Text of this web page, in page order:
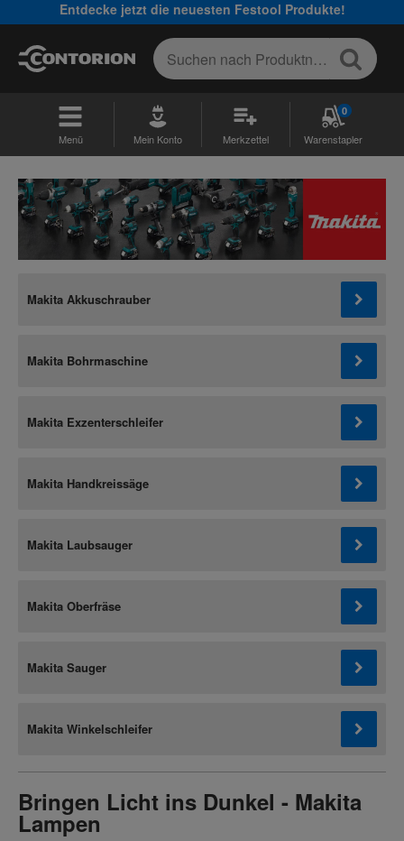
Entdecke jetzt die neuesten Festool Produkte!
Menü Mein Konto Merkzettel
0
Warenstapler
Makita Akkuschrauber
Makita Bohrmaschine
Makita Exzenterschleifer
Makita Handkreissäge
Makita Laubsauger
Makita Oberfräse
Makita Sauger
Makita Winkelschleifer
Bringen Licht ins Dunkel - Makita
Lampen